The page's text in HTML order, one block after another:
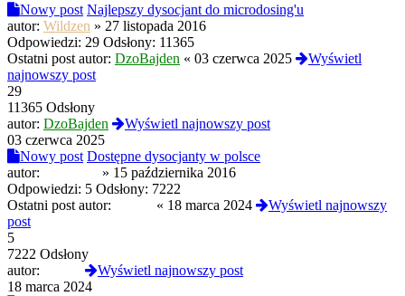
Nowy post Najlepszy dysocjant do microdosing'u
autor: Wildzen » 27 listopada 2016
Odpowiedzi: 29 Odsłony: 11365
Ostatni post autor: DzoBajden « 03 czerwca 2025
Wyświetl
najnowszy post
29
11365 Odsłony
autor: DzoBajden
Wyświetl najnowszy post
03 czerwca 2025
Nowy post Dostępne dysocjanty w polsce
autor:
» 15 października 2016
Odpowiedzi: 5 Odsłony: 7222
Ostatni post autor:
« 18 marca 2024
Wyświetl najnowszy
post
5
7222 Odsłony
autor:
Wyświetl najnowszy post
18 marca 2024